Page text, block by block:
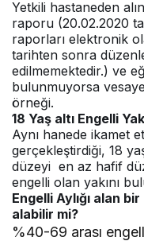
Yetkili hastaneden
raporu (20.02.2020
raporları elektronik
tarihten sonra
edilmemektedir.) ve
bulunmuyorsa
örneği.
18 Yaş altı Engelli
Aynı hanede ikamet
gerçekleştirdiği, 18
düzeyi en az hafif
engelli olan yakını
Engelli Aylığı alan bir
alabilir mi?
%40-69 arası